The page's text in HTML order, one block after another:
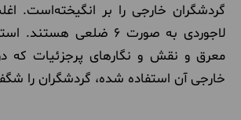
گردشگران خارجی را بر انگیخته‌است.
لاجوردی به صورت 6 ضلعی
معرق و نقش و نگارهای پرجزئیات که
خارجی آن استفاده شده، گردشگران را